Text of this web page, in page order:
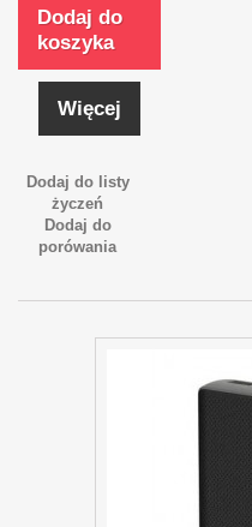
Dodaj do
koszyka
Więcej
Dodaj do listy
życzeń
Dodaj do
porówania